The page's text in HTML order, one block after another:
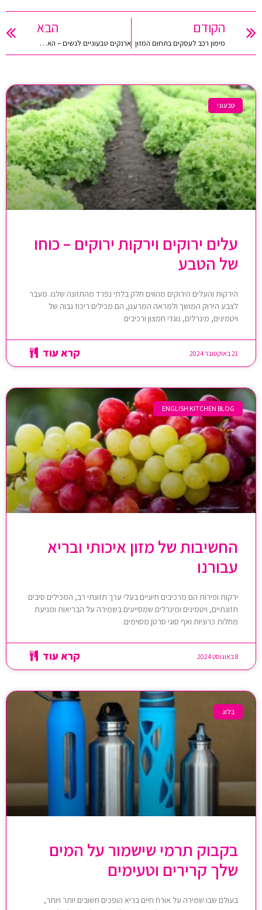
הקודם
מימון רכב לעסקים בתחום המזון
הבא
ארנקים טבעוניים לנשים – האם הם איכותיים כמו ארנקי עור?
טבעוני
עלים ירוקים וירקות ירוקים – כוחו
של הטבע
הירקות והעלים הירוקים מהווים חלק בלתי נפרד מהתזונה שלנו. מעבר
לצבע הירוק המושך ולמראה המרענן, הם מכילים ריכוז גבוה של
ויטמינים, מינרלים, נוגדי חמצון ורכיבים
קרא עוד 21 באוקטובר 2024
ENGLISH KITCHEN BLOG
החשיבות של מזון איכותי ובריא
עבורנו
ירקות ופירות הם מרכיבים חיוניים בעלי ערך תזונתי רב, המכילים סיבים
תזונתיים, ויטמינים ומינרלים שמסייעים בשמירה על הבריאות ומניעת
מחלות כרוניות ואף סוגי סרטן מסוימים.
קרא עוד 8 באוגוסט 2024
בלוג
בקבוק תרמי שישמור על המים
שלך קרירים וטעימים
בעולם שבו שמירה על אורח חיים בריא הופכים חשובים יותר ויותר,